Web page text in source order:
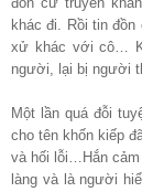
khác đi. Rồi tin
xử khác với cô…
người, lại bị người
Một lần quá đỗi
cho tên khốn kiếp
và hối lỗi…Hắn
làng và là người